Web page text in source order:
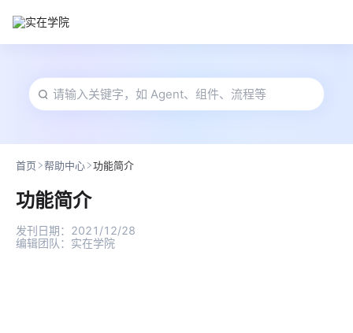
首页 帮助中心 功能简介
功能简介
发刊日期： 2021/12/28
编辑团队： 实在学院